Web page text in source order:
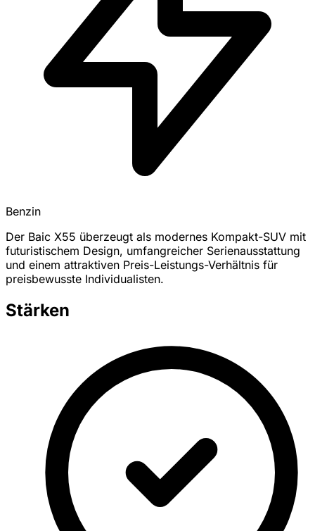
Benzin
Der Baic X55 überzeugt als modernes Kompakt-SUV mit
futuristischem Design, umfangreicher Serienausstattung
und einem attraktiven Preis-Leistungs-Verhältnis für
preisbewusste Individualisten.
Stärken